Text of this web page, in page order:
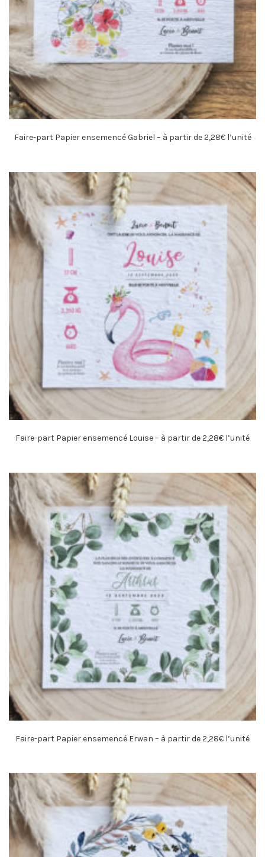
Faire-part Papier ensemencé Gabriel – à partir de 2,28€ l’unité
Faire-part Papier ensemencé Louise – à partir de 2,28€ l’unité
Faire-part Papier ensemencé Erwan – à partir de 2,28€ l’unité